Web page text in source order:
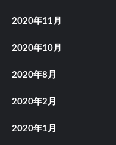
2020年11月
2020年10月
2020年8月
2020年2月
2020年1月